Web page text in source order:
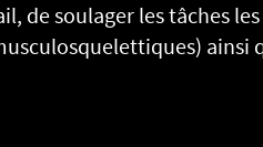
de soulager les tâches
ainsi